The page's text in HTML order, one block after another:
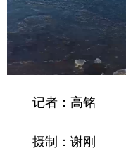
记者：高铭
摄制：谢刚